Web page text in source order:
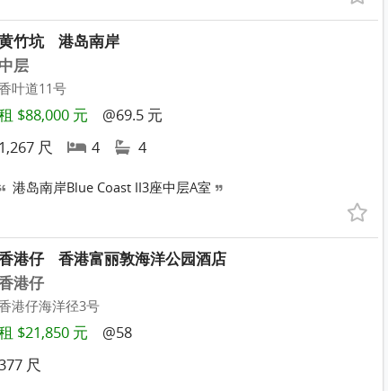
竹坑
港岛南岸
层
叶道11号
$88,000 元
@69.5 元
尺
4 4
港岛南岸Blue Coast II3座中层A室
港仔
香港富丽敦海洋公园酒店
港仔
港仔海洋径3号
$21,850 元
@58
尺